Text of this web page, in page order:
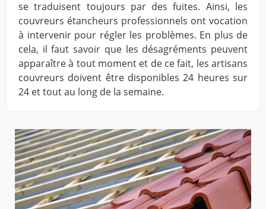
se traduisent toujours par des fuites. Ainsi, les
couvreurs étancheurs professionnels ont vocation
à intervenir pour régler les problèmes. En plus de
cela, il faut savoir que les désagréments peuvent
apparaître à tout moment et de ce fait, les artisans
couvreurs doivent être disponibles 24 heures sur
24 et tout au long de la semaine.